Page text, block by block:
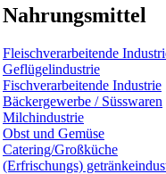
Nahrungsmittel
Fleischverarbeitende
Geflügelindustrie
Fischverarbeitende Industrie
Bäckergewerbe / Süsswaren
Milchindustrie
Obst und Gemüse
Catering/Großküche
(Erfrischungs)